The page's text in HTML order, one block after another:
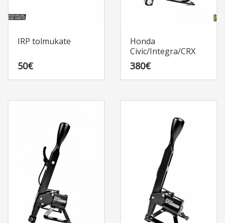
IRP tolmukate
50€
Honda
Civic/Integra/CRX
380€